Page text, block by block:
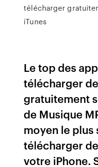
télécharger
iTunes
Le top des
télécharger
gratuitement
de Musique
moyen le plus
télécharger
votre iPhone.